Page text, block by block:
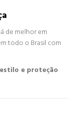
de melhor em
todo o Brasil com
e proteção